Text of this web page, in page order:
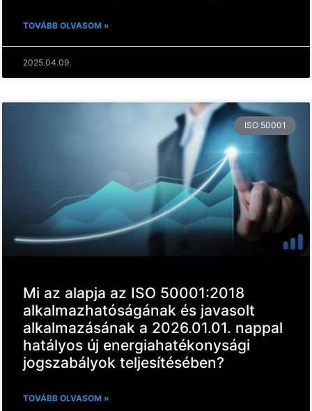
TOVÁBB OLVASOM »
2025.04.09.
ISO 50001
Mi az alapja az ISO 50001:2018
alkalmazhatóságának és javasolt
alkalmazásának a 2026.01.01. nappal
hatályos új energiahatékonysági
jogszabályok teljesítésében?
TOVÁBB OLVASOM »